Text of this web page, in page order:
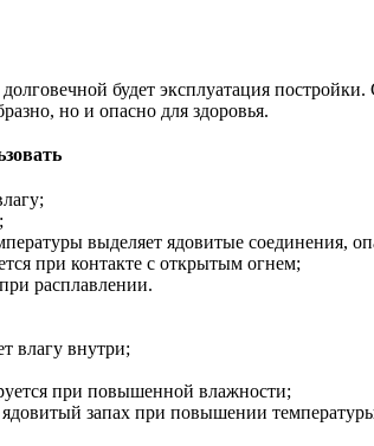
будет эксплуатация
но и опасно для здоровья.
выделяет ядовитые соединения,
при контакте с открытым огнем;
расплавлении.
влагу внутри;
при повышенной влажности;
запах при повышении